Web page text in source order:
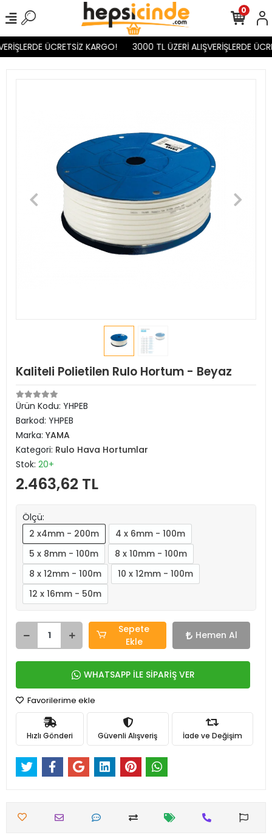
ÜCRETSİZ KARGO! 3000 TL ÜZERİ ALIŞVERİŞLERDE
0
Kaliteli Polietilen Rulo Hortum - Beyaz
Ürün Kodu: YHPEB
Barkod: YHPEB
Marka: YAMA
Kategori: Rulo Hava Hortumlar
Stok: 20+
2.463,62 TL
Ölçü:
2 x4mm - 200m
4 x 6mm - 100m
5 x 8mm - 100m
8 x 10mm - 100m
8 x 12mm - 100m
10 x 12mm - 100m
12 x 16mm - 50m
Sepete
Ekle
Hemen Al
WHATSAPP İLE SİPARİŞ VER
Favorilerime ekle
Hızlı Gönderi Güvenli Alışveriş İade ve Değişim